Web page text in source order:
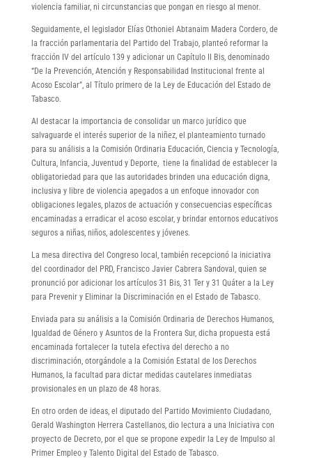
violencia familiar, ni circunstancias que pongan en riesgo al menor.
Seguidamente, el legislador Elías Othoniel Abtanaim Madera Cordero, de
la fracción parlamentaria del Partido del Trabajo, planteó reformar la
fracción IV del artículo 139 y adicionar un Capítulo II Bis, denominado
“De la Prevención, Atención y Responsabilidad Institucional frente al
Acoso Escolar”, al Título primero de la Ley de Educación del Estado de
Tabasco.
Al destacar la importancia de consolidar un marco jurídico que
salvaguarde el interés superior de la niñez, el planteamiento turnado
para su análisis a la Comisión Ordinaria Educación, Ciencia y Tecnología,
Cultura, Infancia, Juventud y Deporte, tiene la finalidad de establecer la
obligatoriedad para que las autoridades brinden una educación digna,
inclusiva y libre de violencia apegados a un enfoque innovador con
obligaciones legales, plazos de actuación y consecuencias específicas
encaminadas a erradicar el acoso escolar, y brindar entornos educativos
seguros a niñas, niños, adolescentes y jóvenes.
La mesa directiva del Congreso local, también recepcionó la iniciativa
del coordinador del PRD, Francisco Javier Cabrera Sandoval, quien se
pronunció por adicionar los artículos 31 Bis, 31 Ter y 31 Quáter a la Ley
para Prevenir y Eliminar la Discriminación en el Estado de Tabasco.
Enviada para su análisis a la Comisión Ordinaria de Derechos Humanos,
Igualdad de Género y Asuntos de la Frontera Sur, dicha propuesta está
encaminada fortalecer la tutela efectiva del derecho a no
discriminación, otorgándole a la Comisión Estatal de los Derechos
Humanos, la facultad para dictar medidas cautelares inmediatas
provisionales en un plazo de 48 horas.
En otro orden de ideas, el diputado del Partido Movimiento Ciudadano,
Gerald Washington Herrera Castellanos, dio lectura a una Iniciativa con
proyecto de Decreto, por el que se propone expedir la Ley de Impulso al
Primer Empleo y Talento Digital del Estado de Tabasco.